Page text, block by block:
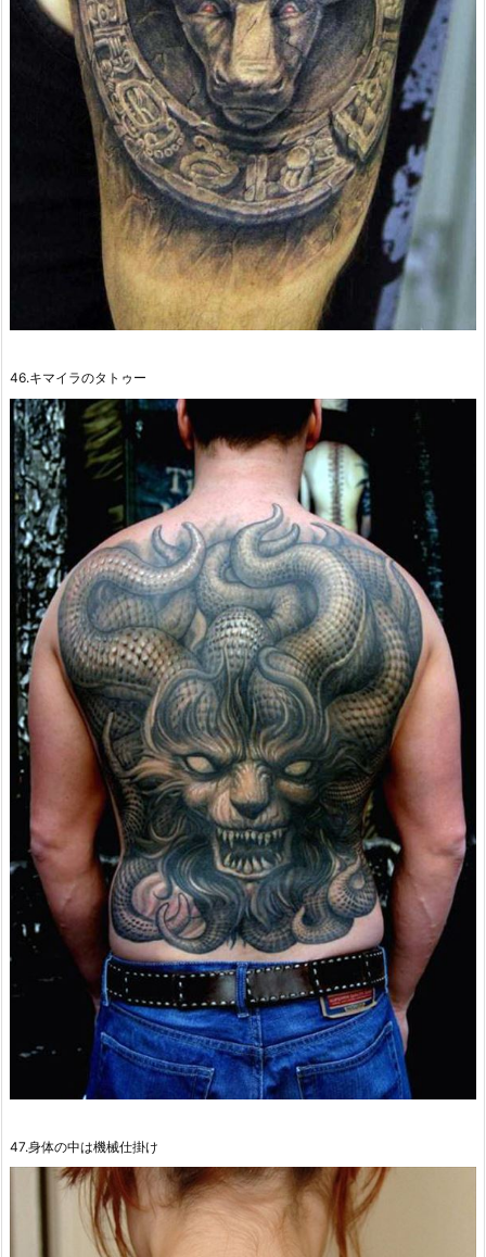
46.キマイラのタトゥー
47.身体の中は機械仕掛け